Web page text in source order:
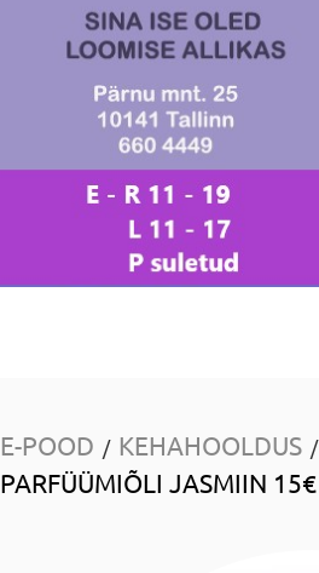
E-POOD / KEHAHOOLDUS /
PARFÜÜMIÕLI JASMIIN 15€